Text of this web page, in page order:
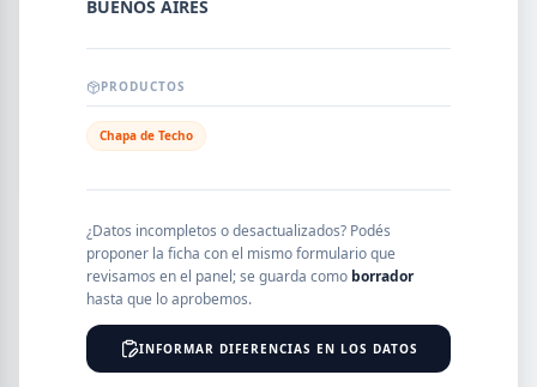
SEGMENTOBUENOS AIRES
PRODUCTOS
Chapa de Techo
¿Datos incompletos o desactualizados? Podés
proponer la ficha con el mismo formulario que
revisamos en el panel; se guarda como borrador
hasta que lo aprobemos.
INFORMAR DIFERENCIAS EN LOS DATOS